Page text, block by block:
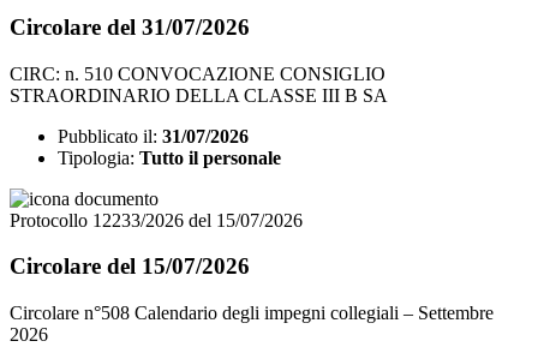
Circolare del 31/07/2026
CIRC: n. 510 CONVOCAZIONE CONSIGLIO
STRAORDINARIO DELLA CLASSE III B SA
Pubblicato il: 31/07/2026
Tipologia: Tutto il personale
Protocollo 12233/2026 del 15/07/2026
Circolare del 15/07/2026
Circolare n°508 Calendario degli impegni collegiali – Settembre
2026